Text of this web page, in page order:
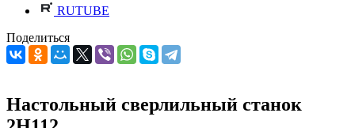
RUTUBE
Поделиться
Настольный сверлильный станок